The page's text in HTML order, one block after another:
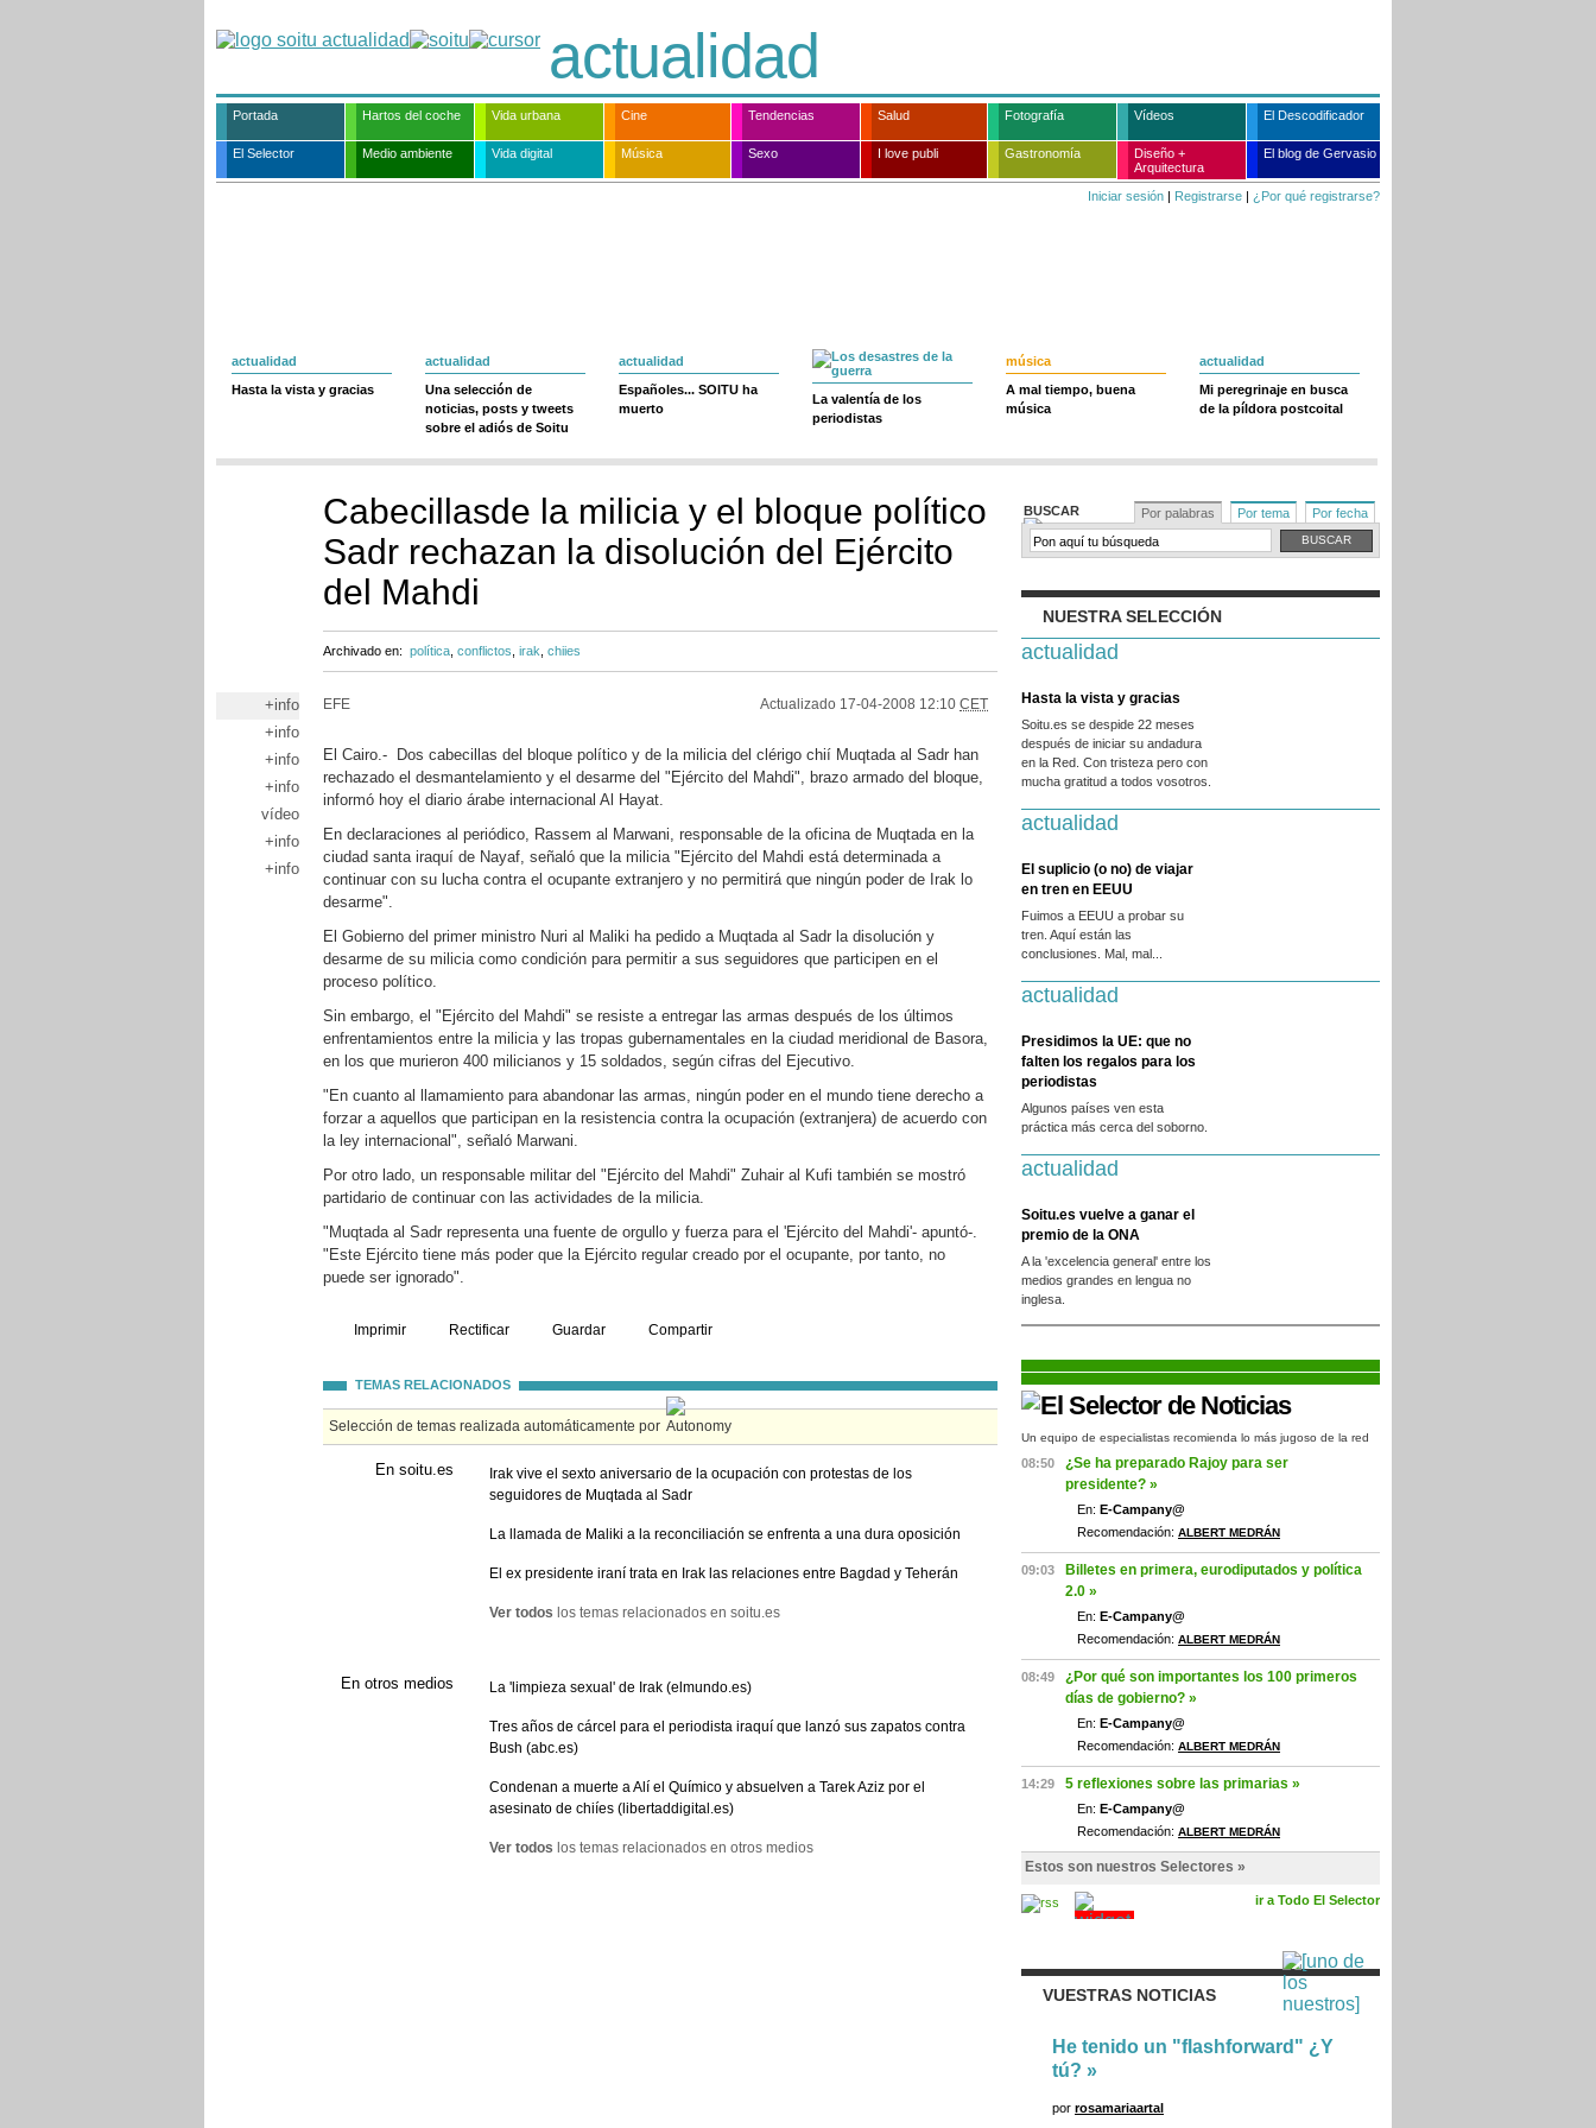
actualidad
Portada Hartos del coche Vida urbana Cine Tendencias Salud Fotografía Vídeos El Descodificador
El Selector Medio ambiente Vida digital Música Sexo I love publi Gastronomía
Diseño +
Arquitectura
El blog de Gervasio
Iniciar sesión | Registrarse | ¿Por qué registrarse?
actualidad
Hasta la vista y gracias
actualidad
Una selección de
noticias, posts y tweets
sobre el adiós de Soitu
actualidad
Españoles... SOITU ha
muerto
La valentía de los
periodistas
música
A mal tiempo, buena
música
actualidad
Mi peregrinaje en busca
de la píldora postcoital
Cabecillasde la milicia y el bloque político
Sadr rechazan la disolución del Ejército
del Mahdi
Archivado en: política conflictos irak chiies
+info
+info
+info
+info
vídeo
+info
+info
EFE Actualizado 17-04-2008 12:10 CET
El Cairo.- Dos cabecillas del bloque político y de la milicia del clérigo chií Muqtada al Sadr han
rechazado el desmantelamiento y el desarme del "Ejército del Mahdi", brazo armado del bloque,
informó hoy el diario árabe internacional Al Hayat.
En declaraciones al periódico, Rassem al Marwani, responsable de la oficina de Muqtada en la
ciudad santa iraquí de Nayaf, señaló que la milicia "Ejército del Mahdi está determinada a
continuar con su lucha contra el ocupante extranjero y no permitirá que ningún poder de Irak lo
desarme".
El Gobierno del primer ministro Nuri al Maliki ha pedido a Muqtada al Sadr la disolución y
desarme de su milicia como condición para permitir a sus seguidores que participen en el
proceso político.
Sin embargo, el "Ejército del Mahdi" se resiste a entregar las armas después de los últimos
enfrentamientos entre la milicia y las tropas gubernamentales en la ciudad meridional de Basora,
en los que murieron 400 milicianos y 15 soldados, según cifras del Ejecutivo.
"En cuanto al llamamiento para abandonar las armas, ningún poder en el mundo tiene derecho a
forzar a aquellos que participan en la resistencia contra la ocupación (extranjera) de acuerdo con
la ley internacional", señaló Marwani.
Por otro lado, un responsable militar del "Ejército del Mahdi" Zuhair al Kufi también se mostró
partidario de continuar con las actividades de la milicia.
"Muqtada al Sadr representa una fuente de orgullo y fuerza para el 'Ejército del Mahdi'- apuntó-.
"Este Ejército tiene más poder que la Ejército regular creado por el ocupante, por tanto, no
puede ser ignorado".
Imprimir Rectificar Guardar Compartir
TEMAS RELACIONADOS
Selección de temas realizada automáticamente por
En soitu.es
Irak vive el sexto aniversario de la ocupación con protestas de los
seguidores de Muqtada al Sadr
La llamada de Maliki a la reconciliación se enfrenta a una dura oposición
El ex presidente iraní trata en Irak las relaciones entre Bagdad y Teherán
Ver todos los temas relacionados en soitu.es
En otros medios La 'limpieza sexual' de Irak (elmundo.es)
Tres años de cárcel para el periodista iraquí que lanzó sus zapatos contra
Bush (abc.es)
Condenan a muerte a Alí el Químico y absuelven a Tarek Aziz por el
asesinato de chiíes (libertaddigital.es)
Ver todos los temas relacionados en otros medios
BUSCAR Por palabras Por tema Por fecha
NUESTRA SELECCIÓN
actualidad
Hasta la vista y gracias
Soitu.es se despide 22 meses
después de iniciar su andadura
en la Red. Con tristeza pero con
mucha gratitud a todos vosotros.
actualidad
El suplicio (o no) de viajar
en tren en EEUU
Fuimos a EEUU a probar su
tren. Aquí están las
conclusiones. Mal, mal...
actualidad
Presidimos la UE: que no
falten los regalos para los
periodistas
Algunos países ven esta
práctica más cerca del soborno.
actualidad
Soitu.es vuelve a ganar el
premio de la ONA
A la 'excelencia general' entre los
medios grandes en lengua no
inglesa.
Un equipo de especialistas recomienda lo más jugoso de la red
08:50
¿Se ha preparado Rajoy para ser
presidente? »
En: E-Campany@
Recomendación: ALBERT MEDRÁN
09:03
Billetes en primera, eurodiputados y política
2.0 »
En: E-Campany@
Recomendación: ALBERT MEDRÁN
08:49
¿Por qué son importantes los 100 primeros
días de gobierno? »
En: E-Campany@
Recomendación: ALBERT MEDRÁN
14:29 5 reflexiones sobre las primarias »
En: E-Campany@
Recomendación: ALBERT MEDRÁN
Estos son nuestros Selectores »
ir a Todo El Selector
VUESTRAS NOTICIAS
He tenido un "flashforward" ¿Y
tú? »
por rosamariaartal